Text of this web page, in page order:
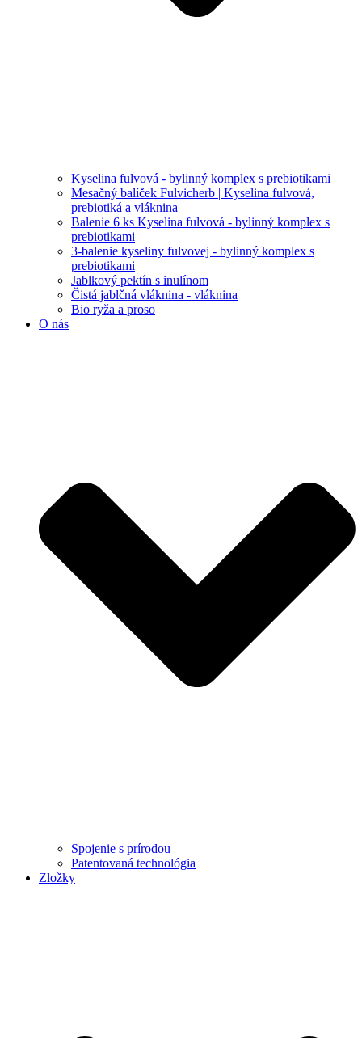
Kyselina fulvová - bylinný komplex s prebiotikami
Mesačný balíček Fulvicherb | Kyselina fulvová,
prebiotiká a vláknina
Balenie 6 ks Kyselina fulvová - bylinný komplex s
prebiotikami
3-balenie kyseliny fulvovej - bylinný komplex s
prebiotikami
Jablkový pektín s inulínom
Čistá jablčná vláknina - vláknina
Bio ryža a proso
O nás
Spojenie s prírodou
Patentovaná technológia
Zložky